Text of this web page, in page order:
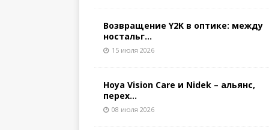
Возвращение Y2K в оптике: между
ностальг...
15 июля 2026
Hoya Vision Care и Nidek – альянс,
перех...
08 июля 2026